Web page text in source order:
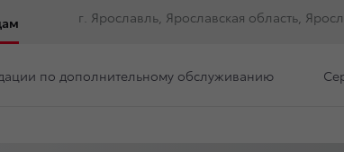
г. Ярославль, Ярославская область,
по дополнительному обслуживанию